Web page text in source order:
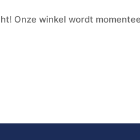
Onze winkel wordt